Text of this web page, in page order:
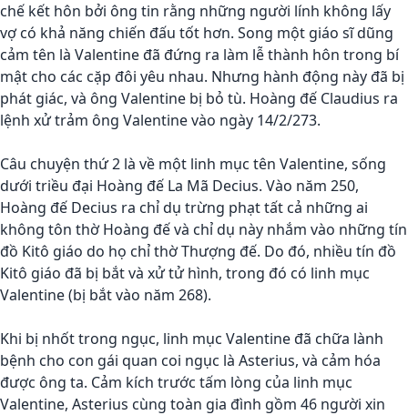
chế kết hôn bởi ông tin rằng những người lính không lấy
vợ có khả năng chiến đấu tốt hơn. Song một giáo sĩ dũng
cảm tên là Valentine đã đứng ra làm lễ thành hôn trong bí
mật cho các cặp đôi yêu nhau. Nhưng hành động này đã bị
phát giác, và ông Valentine bị bỏ tù. Hoàng đế Claudius ra
lệnh xử trảm ông Valentine vào ngày 14/2/273.
Câu chuyện thứ 2 là về một linh mục tên Valentine, sống
dưới triều đại Hoàng đế La Mã Decius. Vào năm 250,
Hoàng đế Decius ra chỉ dụ trừng phạt tất cả những ai
không tôn thờ Hoàng đế và chỉ dụ này nhắm vào những tín
đồ Kitô giáo do họ chỉ thờ Thượng đế. Do đó, nhiều tín đồ
Kitô giáo đã bị bắt và xử tử hình, trong đó có linh mục
Valentine (bị bắt vào năm 268).
Khi bị nhốt trong ngục, linh mục Valentine đã chữa lành
bệnh cho con gái quan coi ngục là Asterius, và cảm hóa
được ông ta. Cảm kích trước tấm lòng của linh mục
Valentine, Asterius cùng toàn gia đình gồm 46 người xin